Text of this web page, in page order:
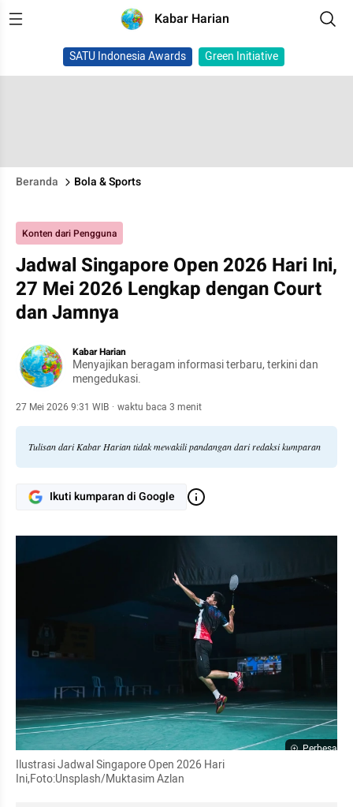
Kabar Harian
SATU Indonesia Awards Green Initiative
Beranda Bola & Sports
Konten dari Pengguna
Jadwal Singapore Open 2026 Hari Ini,
27 Mei 2026 Lengkap dengan Court
dan Jamnya
Kabar Harian
Menyajikan beragam informasi terbaru, terkini dan
mengedukasi.
27 Mei 2026 9:31 WIB · waktu baca 3 menit
Tulisan dari Kabar Harian tidak mewakili pandangan dari redaksi kumparan
Ikuti kumparan di Google
Perbesar
Ilustrasi Jadwal Singapore Open 2026 Hari
Ini,Foto:Unsplash/Muktasim Azlan